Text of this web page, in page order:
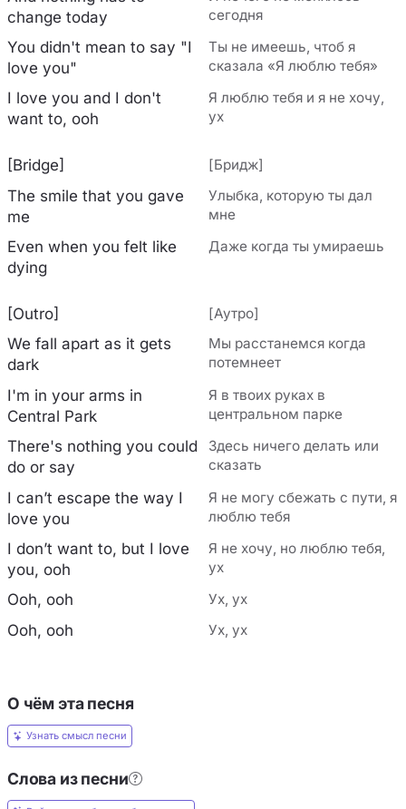
change today
сегодня
You didn't mean to say "I
love you"
Ты не имеешь, чтоб я
сказала «Я люблю тебя»
I love you and I don't
want to, ooh
Я люблю тебя и я не хочу,
ух
[Bridge] [Бридж]
The smile that you gave
me
Улыбка, которую ты дал
мне
Even when you felt like
dying
Даже когда ты умираешь
[Outro] [Аутро]
We fall apart as it gets
dark
Мы расстанемся когда
потемнеет
I'm in your arms in
Central Park
Я в твоих руках в
центральном парке
There's nothing you could
do or say
Здесь ничего делать или
сказать
I can’t escape the way I
love you
Я не могу сбежать с пути, я
люблю тебя
I don’t want to, but I love
you, ooh
Я не хочу, но люблю тебя,
ух
Ooh, ooh Ух, ух
Ooh, ooh Ух, ух
О чём эта песня
Узнать смысл песни
Слова из песни